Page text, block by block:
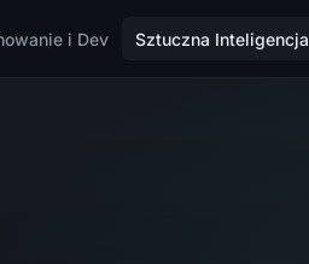
i Dev Sztuczna Inteligencja